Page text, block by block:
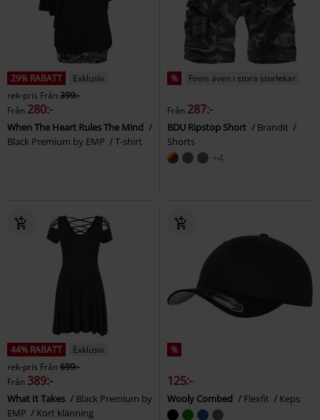
29% RABATT
Exklusiv
rek-pris Från399:-
Från 280:-
When The Heart Rules The Mind
Black Premium by EMP
T-shirt
% Finns även i stora storlekar
Från 287:-
BDU Ripstop Short
Brandit
Shorts
+4
44% RABATT
Exklusiv
rek-pris Från699:-
Från 389:-
What It Takes
Black Premium by
EMP
Kort klänning
%
125:-
Wooly Combed Flexfit Keps